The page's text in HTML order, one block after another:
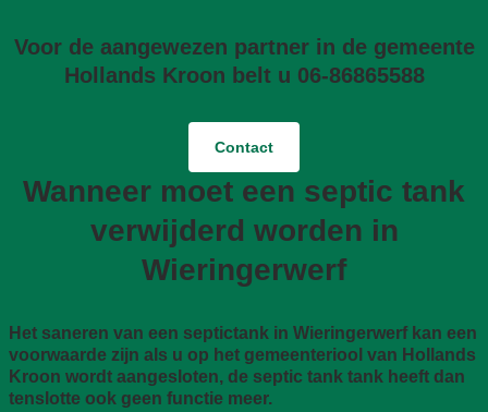
Voor de aangewezen partner in de gemeente
Hollands Kroon belt u 06-86865588
Contact
Wanneer moet een septic tank
verwijderd worden in
Wieringerwerf
Het saneren van een septictank in Wieringerwerf kan een
voorwaarde zijn als u op het gemeenteriool van Hollands
Kroon wordt aangesloten, de septic tank tank heeft dan
tenslotte ook geen functie meer.